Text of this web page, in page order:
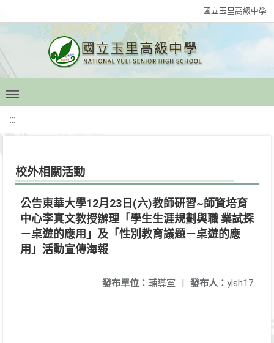
國立玉里高級中學
:::
校外相關活動
公告東華大學12月23日(六)教師研習~師資培育
中心李真文教授辦理「學生生涯規劃與職 業試探
－桌遊的應用」及「性別教育議題－桌遊的應
用」活動宣傳海報
發布人： ylsh17
發布單位： 輔導室 |